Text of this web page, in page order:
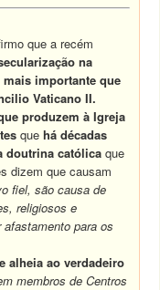
que a recém
na
importante que
Vaticano II.
produzem à Igreja
quehá décadas
doutrina católicaque
dizem que causam
fiel, são causa de
religiosos e
para os
alheia ao verdadeiro
membros de Centros